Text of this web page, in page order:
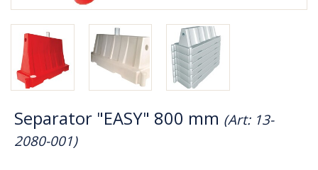
Separator "EASY" 800 mm (Art: 13-
2080-001)